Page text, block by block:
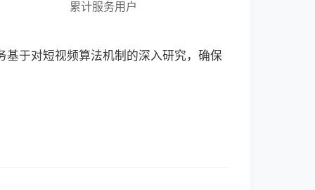
累计服务用户
于对短视频算法机制的深入研究，确保